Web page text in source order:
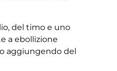
del timo e uno
a ebollizione
aggiungendo del